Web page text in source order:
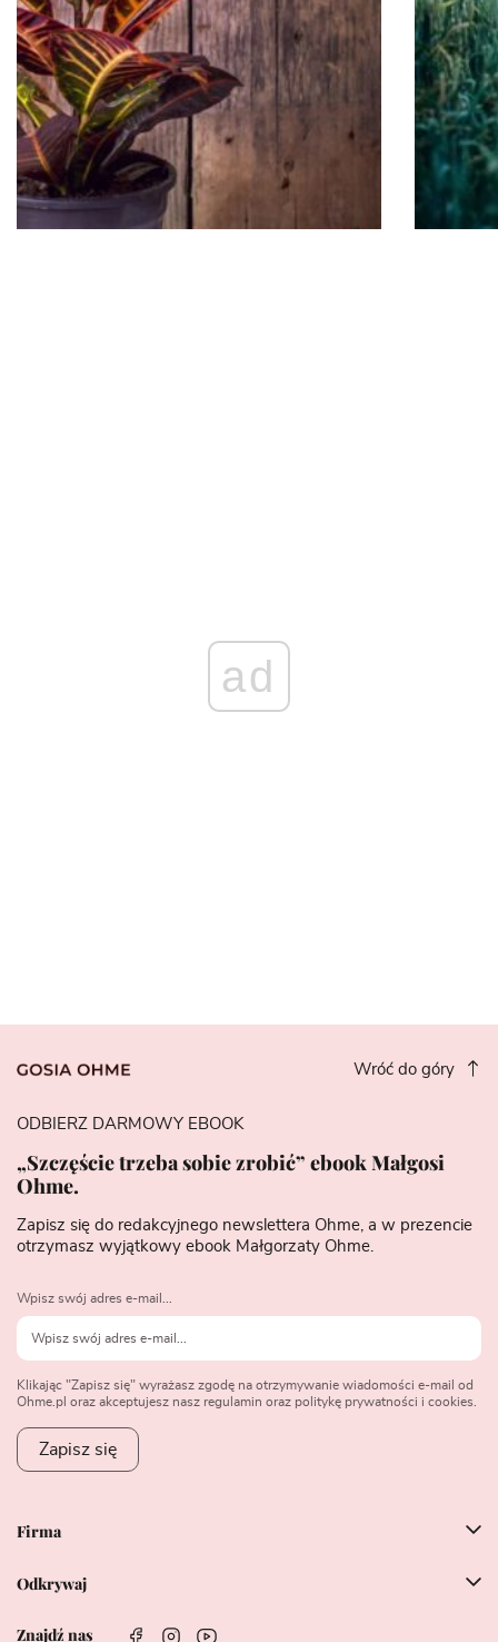
ad
Wróć do góry
Firma
Odkrywaj
Znajdź nas
ODBIERZ DARMOWY EBOOK
„Szczęście trzeba sobie zrobić” ebook Małgosi
Ohme.
Zapisz się do redakcyjnego newslettera Ohme, a w prezencie
otrzymasz wyjątkowy ebook Małgorzaty Ohme.
Wpisz swój adres e-mail...
Klikając "Zapisz się" wyrażasz zgodę na otrzymywanie wiadomości e-mail od
Ohme.pl oraz akceptujesz nasz regulamin oraz politykę prywatności i cookies.
Zapisz się